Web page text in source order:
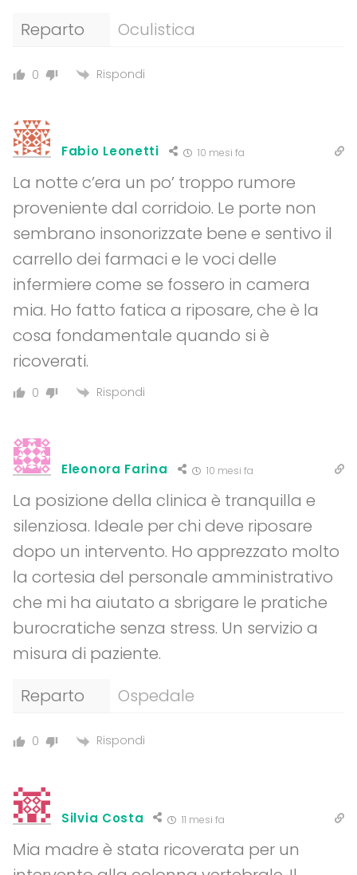
Reparto
Oculistica
0 Rispondi
Fabio Leonetti 10 mesi fa
La notte c’era un po’ troppo rumore
proveniente dal corridoio. Le porte non
sembrano insonorizzate bene e sentivo il
carrello dei farmaci e le voci delle
infermiere come se fossero in camera
mia. Ho fatto fatica a riposare, che è la
cosa fondamentale quando si è
ricoverati.
0 Rispondi
Eleonora Farina 10 mesi fa
La posizione della clinica è tranquilla e
silenziosa. Ideale per chi deve riposare
dopo un intervento. Ho apprezzato molto
la cortesia del personale amministrativo
che mi ha aiutato a sbrigare le pratiche
burocratiche senza stress. Un servizio a
misura di paziente.
Reparto
Ospedale
0 Rispondi
Silvia Costa 11 mesi fa
Mia madre è stata ricoverata per un